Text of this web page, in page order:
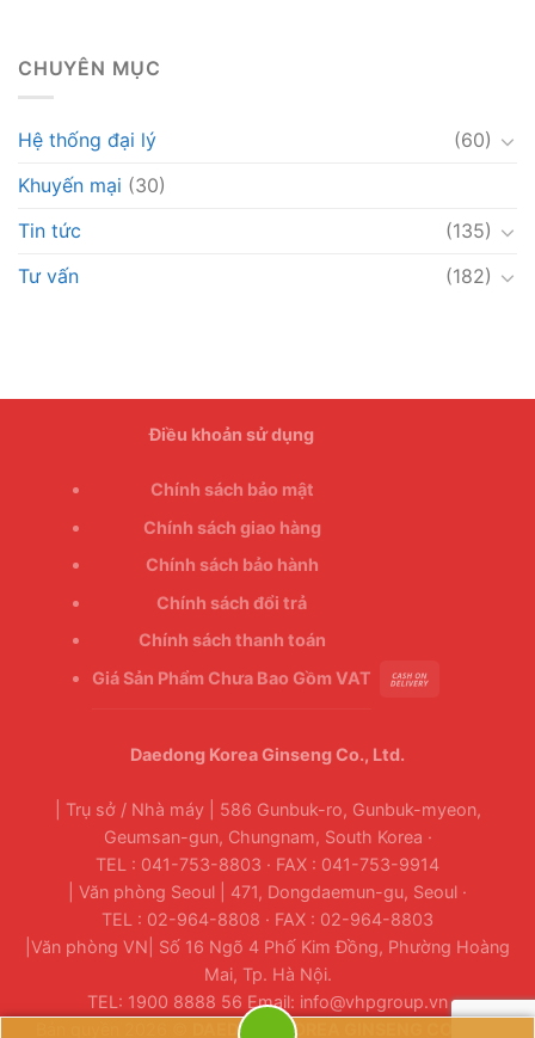
CHUYÊN MỤC
Hệ thống đại lý
(60)
Khuyến mại (30)
Tin tức
(135)
Tư vấn
(182)
Điều khoản sử dụng
Chính sách bảo mật
Chính sách giao hàng
Chính sách bảo hành
Chính sách đổi trả
Chính sách thanh toán
Giá Sản Phẩm Chưa Bao Gồm VAT
Daedong Korea Ginseng Co., Ltd.
| Trụ sở / Nhà máy | 586 Gunbuk-ro, Gunbuk-myeon,
Geumsan-gun, Chungnam, South Korea ·
TEL : 041-753-8803 · FAX : 041-753-9914
| Văn phòng Seoul | 471, Dongdaemun-gu, Seoul ·
TEL : 02-964-8808 · FAX : 02-964-8803
|Văn phòng VN| Số 16 Ngõ 4 Phố Kim Đồng, Phường Hoàng
Mai, Tp. Hà Nội.
TEL: 1900 8888 56 Email: info@vhpgroup.vn
DAEDONG KOREA GINSENG CO., LTD.